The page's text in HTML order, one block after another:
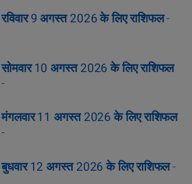
रविवार 9 अगस्त 2026 के लिए राशिफल-
सोमवार 10 अगस्त 2026 के लिए राशिफल
-
मंगलवार 11 अगस्त 2026 के लिए राशिफल
-
बुधवार 12 अगस्त 2026 के लिए राशिफल-